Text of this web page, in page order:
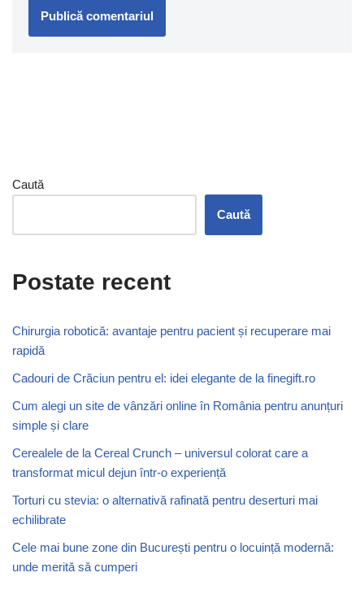
Caută
Caută
Postate recent
Chirurgia robotică: avantaje pentru pacient și recuperare mai
rapidă
Cadouri de Crăciun pentru el: idei elegante de la finegift.ro
Cum alegi un site de vânzări online în România pentru anunțuri
simple și clare
Cerealele de la Cereal Crunch – universul colorat care a
transformat micul dejun într-o experiență
Torturi cu stevia: o alternativă rafinată pentru deserturi mai
echilibrate
Cele mai bune zone din București pentru o locuință modernă:
unde merită să cumperi